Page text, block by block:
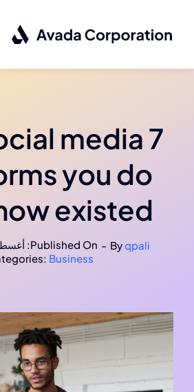
media
you do
existed
Byqpali
- Published On: أغسطس 16, 2022
Business